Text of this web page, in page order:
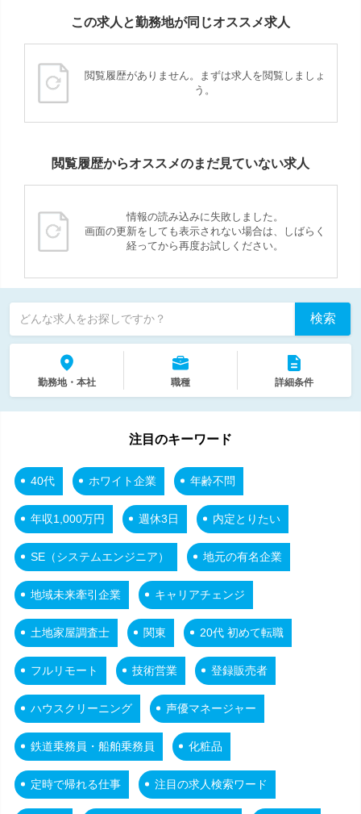
この求人と勤務地が同じオススメ求人
閲覧履歴がありません。まずは求人を閲覧しましょ
う。
閲覧履歴からオススメのまだ見ていない求人
情報の読み込みに失敗しました。
画面の更新をしても表示されない場合は、しばらく
経ってから再度お試しください。
どんな求人をお探しですか？ 検索
勤務地・本社 職種 詳細条件
注目のキーワード
40代 ホワイト企業 年齢不問
年収1,000万円 週休3日 内定とりたい
SE（システムエンジニア） 地元の有名企業
地域未来牽引企業 キャリアチェンジ
土地家屋調査士 関東 20代 初めて転職
フルリモート 技術営業 登録販売者
ハウスクリーニング 声優マネージャー
鉄道乗務員・船舶乗務員 化粧品
定時で帰れる仕事 注目の求人検索ワード